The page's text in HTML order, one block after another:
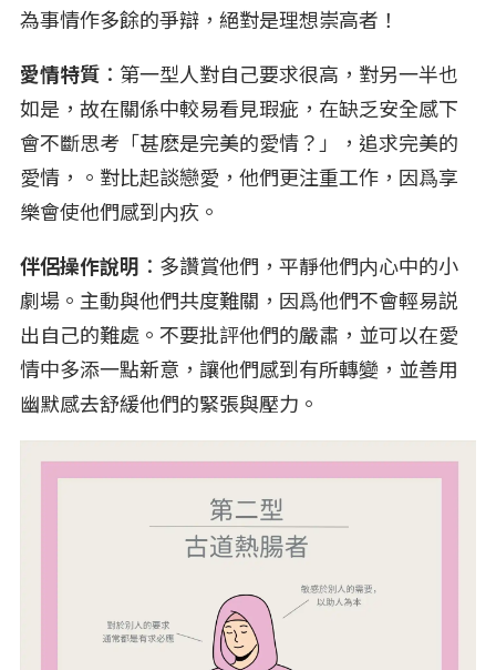
為事情作多餘的爭辯，絕對是理想崇高者！
愛情特質 ：第一型人對自己要求很高，對另一半也
如是，故在關係中較易看見瑕疵，在缺乏安全感下
會不斷思考「甚麽是完美的愛情？」，追求完美的
愛情，。對比起談戀愛，他們更注重工作，因爲享
樂會使他們感到内疚。
伴侶操作說明 ：多讚賞他們，平靜他們内心中的小
劇場。主動與他們共度難關，因爲他們不會輕易説
出自己的難處。不要批評他們的嚴肅，並可以在愛
情中多添一點新意，讓他們感到有所轉變，並善用
幽默感去舒緩他們的緊張與壓力。